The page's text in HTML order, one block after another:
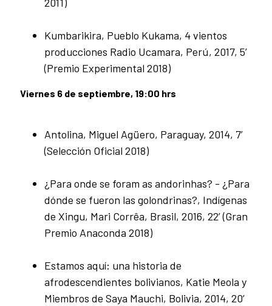
Kumbarikira, Pueblo Kukama, 4 vientos
producciones Radio Ucamara, Perú, 2017, 5’
(Premio Experimental 2018)
Viernes 6 de septiembre, 19:00 hrs
Antolina, Miguel Agüero, Paraguay, 2014, 7’
(Selección Oficial 2018)
¿Para onde se foram as andorinhas? - ¿Para
dónde se fueron las golondrinas?, Indígenas
de Xingu, Mari Corrêa, Brasil, 2016, 22’ (Gran
Premio Anaconda 2018)
Estamos aquí: una historia de
afrodescendientes bolivianos, Katie Meola y
Miembros de Saya Mauchi, Bolivia, 2014, 20’